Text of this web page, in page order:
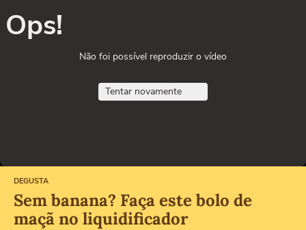
Ops!
Não foi possível reproduzir o vídeo
Tentar novamente
DEGUSTA
Sem banana? Faça este bolo de
maçã no liquidificador